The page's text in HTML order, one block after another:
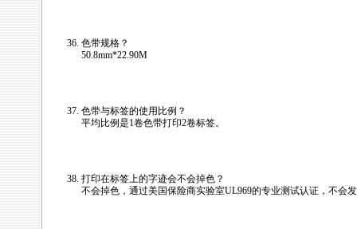
色带规格？
50.8mm*22.90M
色带与标签的使用比例？
平均比例是1卷色带打印2卷标签。
打印在标签上的字迹会不会掉色？
不会掉色，通过美国保险商实验室UL969的专业测试认证，不会发